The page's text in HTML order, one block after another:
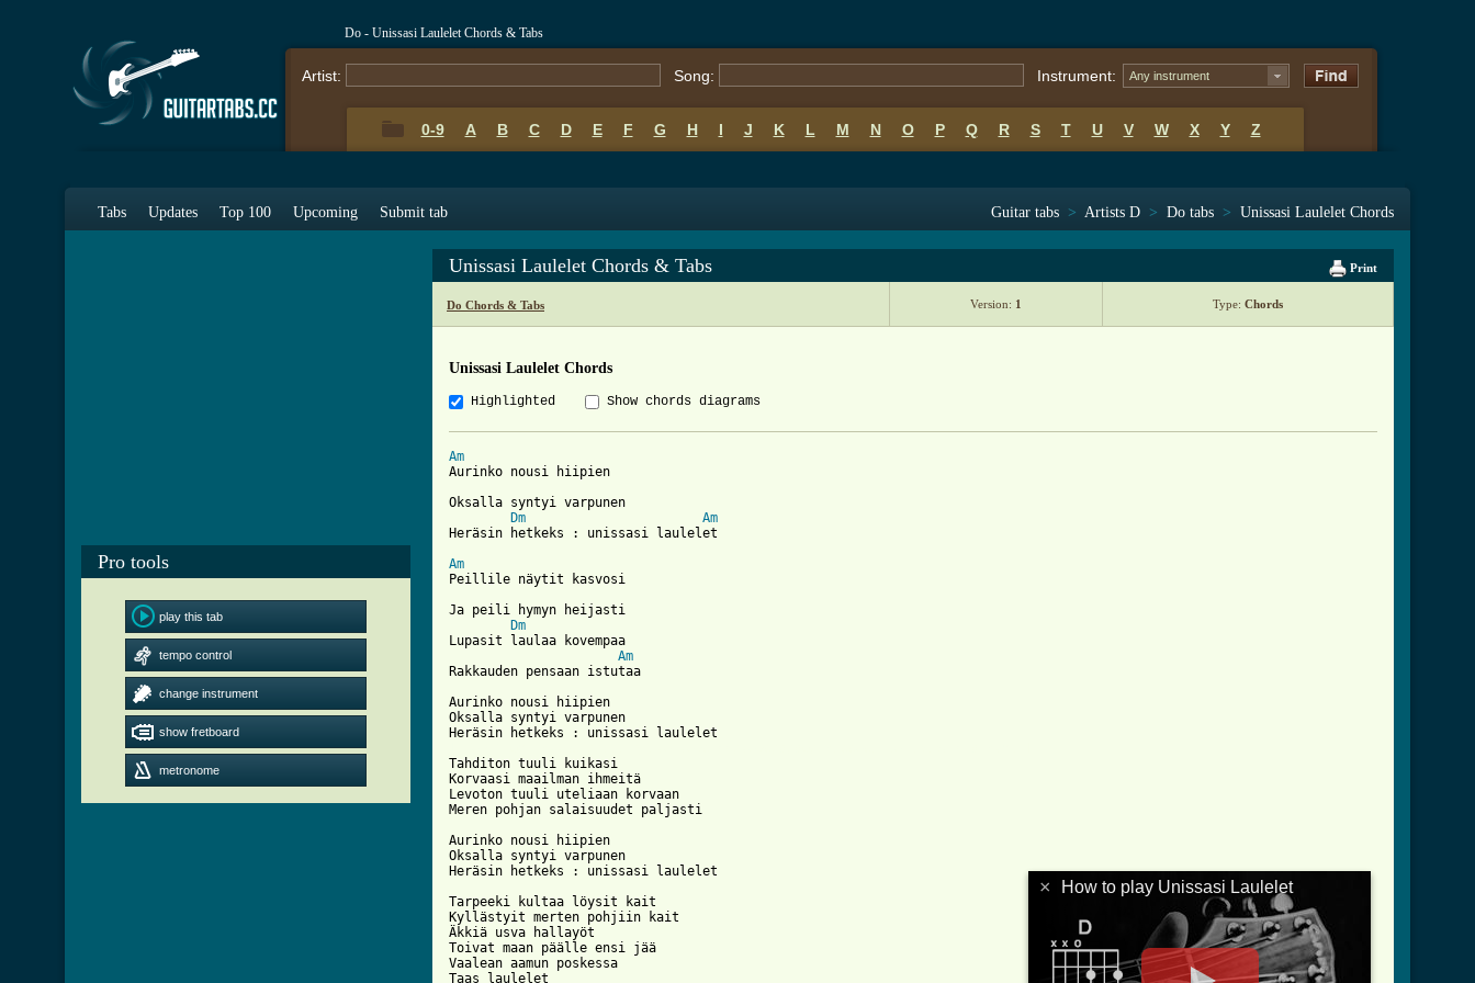
Do - Unissasi Laulelet Chords & Tabs
Artist: Song: Instrument: Any instrument
0-9 A B C D E F G H I J K L M N O P Q R S T U V W X Y Z
Tabs Updates Top 100 Upcoming Submit tab Guitar tabs > Artists D > Do tabs > Unissasi Laulelet Chords
Pro tools
play this tab
tempo control
change instrument
show fretboard
metronome
Print
Unissasi Laulelet Chords & Tabs
Do Chords & Tabs Version: 1 Type: Chords
Unissasi Laulelet Chords
Highlighted Show chords diagrams
Am
Aurinko nousi hiipien
Oksalla syntyi varpunen
Dm
Am
Heräsin hetkeks : unissasi laulelet
Am
Peillile näytit kasvosi
Ja peili hymyn heijasti
Dm
Lupasit laulaa kovempaa
Am
Rakkauden pensaan istutaa
Aurinko nousi hiipien
Oksalla syntyi varpunen
Tahditon tuuli kuikasi
Korvaasi maailman ihmeitä
Levoton tuuli uteliaan korvaan
Meren pohjan salaisuudet paljasti
Aurinko nousi hiipien
Oksalla syntyi varpunen
Heräsin hetkeks : unissasi laulelet
Tarpeeki kultaa löysit kait
Kyllästyit merten pohjiin kait
Äkkiä usva hallayöt
Toivat maan päälle ensi jää
Vaalean aamun poskessa
Taas laulelet
× How to play Unissasi Laulelet